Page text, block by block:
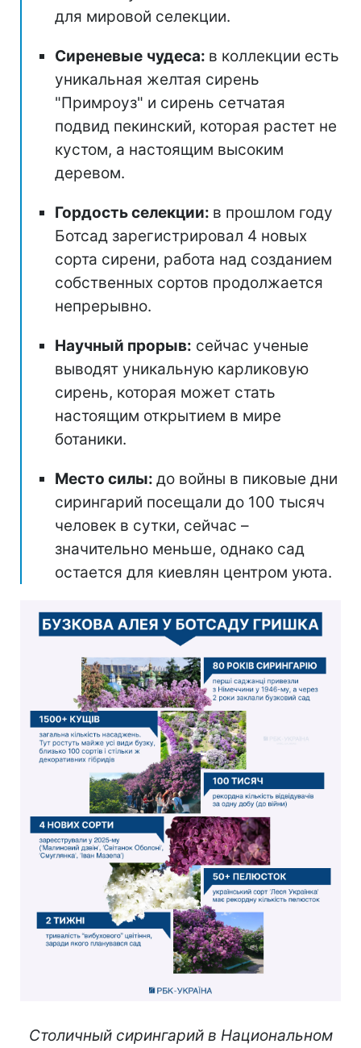
для мировой селекции.
Сиреневые чудеса: в коллекции есть
уникальная желтая сирень
"Примроуз" и сирень сетчатая
подвид пекинский, которая растет не
кустом, а настоящим высоким
деревом.
Гордость селекции: в прошлом году
Ботсад зарегистрировал 4 новых
сорта сирени, работа над созданием
собственных сортов продолжается
непрерывно.
Научный прорыв: сейчас ученые
выводят уникальную карликовую
сирень, которая может стать
настоящим открытием в мире
ботаники.
Место силы: до войны в пиковые дни
сирингарий посещали до 100 тысяч
человек в сутки, сейчас –
значительно меньше, однако сад
остается для киевлян центром уюта.
Столичный сирингарий в Национальном